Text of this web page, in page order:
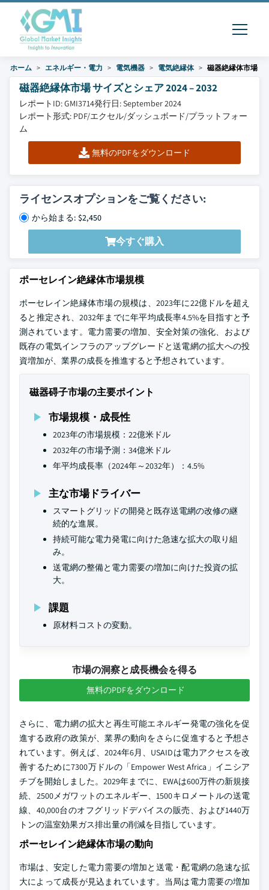
ホーム エネルギー・電力 電気機器 電気絶縁体 磁器絶縁体市場
磁器絶縁体市場 サイズとシェア 2024 – 2032
レポートID: GMI3714発行日: September 2024
レポート形式: PDF/エクセル/ダッシュボード/プラットフォー
ム
無料のPDFをダウンロード
ライセンスオプションをご覧ください:
から始まる: $2,450
今すぐ購入
ポーセレイン絶縁体市場規模
ポーセレイン絶縁体市場の規模は、2023年に22億ドルを超え
ると推定され、2032年までに年平均成長率4.5%を目指すと予
測されています。電力需要の増加、安全対策の強化、および
既存の電気インフラのアップグレードと送電網の拡大への投
資増加が、業界の成長を推進すると予想されています。
磁器碍子市場の主要ポイント
市場規模・成長性
2023年の市場規模：22億米ドル
2032年の市場予測：34億米ドル
年平均成長率（2024年～2032年）：4.5%
主な市場ドライバー
スマートグリッドの開発と既存送電網の改修の継
続的な進展。
持続可能な電力発電に向けた急速な拡大の取り組
み。
送電網の整備と電力需要の増加に向けた投資の拡
大。
課題
原材料コストの変動。
市場の洞察と成長機会を得る
無料のPDFをダウンロード
さらに、電力網の拡大と再生可能エネルギー発電の強化を促
進する政府の政策が、業界の動向をさらに促進すると予想さ
れています。例えば、2024年6月、USAIDは電力アクセスを改
善するために7300万ドルの「Empower West Africa」イニシア
チブを開始しました。2029年までに、EWAは600万件の新規接
続、2500メガワットのエネルギー、1500キロメートルの送電
線、40,000台のオフグリッドデバイスの販売、および1440万
トンの温室効果ガス排出量の削減を目指しています。
ポーセレイン絶縁体市場の動向
市場は、安定した電力需要の増加と送電・配電網の急速な拡
大によって成長が見込まれています。当局は電力需要の増加